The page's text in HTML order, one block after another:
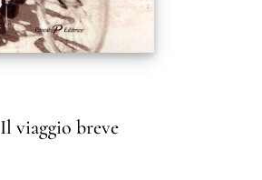
Il viaggio breve